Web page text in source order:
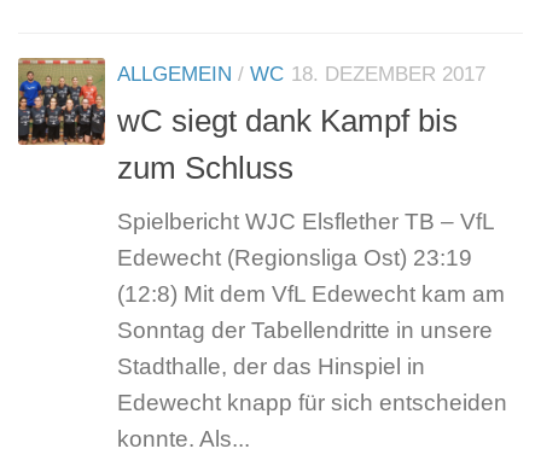
ALLGEMEIN / WC 18. DEZEMBER 2017
wC siegt dank Kampf bis
zum Schluss
Spielbericht WJC Elsflether TB – VfL
Edewecht (Regionsliga Ost) 23:19
(12:8) Mit dem VfL Edewecht kam am
Sonntag der Tabellendritte in unsere
Stadthalle, der das Hinspiel in
Edewecht knapp für sich entscheiden
konnte. Als...